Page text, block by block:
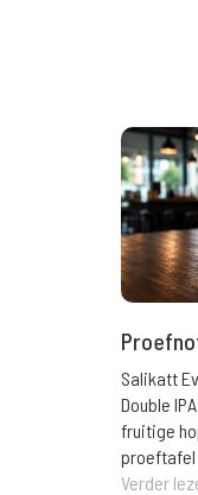
Salikatt
Double
fruitige
proeftafel
Verder